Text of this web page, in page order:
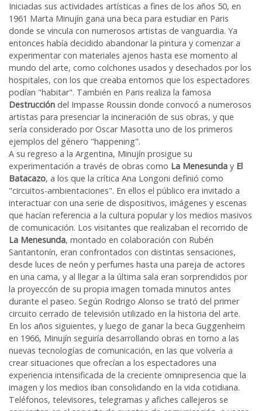
Iniciadas sus actividades artísticas a fines de los años 50, en
1961 Marta Minujín gana una beca para estudiar en Paris
donde se vincula con numerosos artistas de vanguardia. Ya
entonces había decidido abandonar la pintura y comenzar a
experimentar con materiales ajenos hasta ese momento al
mundo del arte, como colchones usados y desechados por los
hospitales, con los que creaba entornos que los espectadores
podían "habitar". También en Paris realiza la famosa
Destrucción del Impasse Roussin donde convocó a numerosos
artistas para presenciar la incineración de sus obras, y que
sería considerado por Oscar Masotta uno de los primeros
ejemplos del género "happening".
A su regreso a la Argentina, Minujín prosigue su
experimentación a través de obras como La Menesunda y El
Batacazo, a los que la crítica Ana Longoni definió como
"circuitos-ambientaciones". En ellos el público era invitado a
interactuar con una serie de dispositivos, imágenes y escenas
que hacían referencia a la cultura popular y los medios masivos
de comunicación. Los visitantes que realizaban el recorrido de
La Menesunda, montado en colaboración con Rubén
Santantonín, eran confrontados con distintas sensaciones,
desde luces de neón y perfumes hasta una pareja de actores
en una cama, y al llegar a la última sala eran sorprendidos por
la proyeccón de su propia imagen tomada minutos antes
durante el paseo. Según Rodrigo Alonso se trató del primer
circuito cerrado de televisión utilizado en la historia del arte.
En los años siguientes, y luego de ganar la beca Guggenheim
en 1966, Minujín seguiría desarrollando obras en torno a las
nuevas tecnologías de comunicación, en las que volvería a
crear situaciones que ofrecían a los espectadores una
experiencia intensificada de la creciente omnipresencia que la
imagen y los medios iban consolidando en la vida cotidiana.
Teléfonos, televisores, telegramas y afiches callejeros se